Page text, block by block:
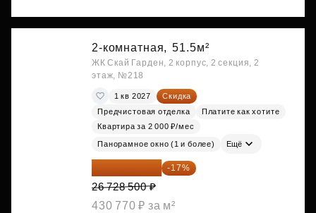
2-комнатная, 51.5м²
ЖК Скай Гарден, 2 корпус, 2 секция, 2
этаж, №218
1 кв 2027
Скидка
Предчистовая отделка
Платите как хотите
Квартира за 2 000 ₽/мес
Панорамное окно (1 и более) Ещё
22 184 655 ₽ -17%
26 728 500 ₽
430 770 ₽ за м²